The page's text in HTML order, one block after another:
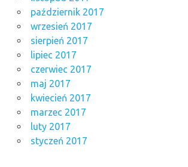
październik 2017
wrzesień 2017
sierpień 2017
lipiec 2017
czerwiec 2017
maj 2017
kwiecień 2017
marzec 2017
luty 2017
styczeń 2017